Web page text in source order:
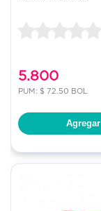
5.800
PUM: $ 72.50 BOL
Agregar